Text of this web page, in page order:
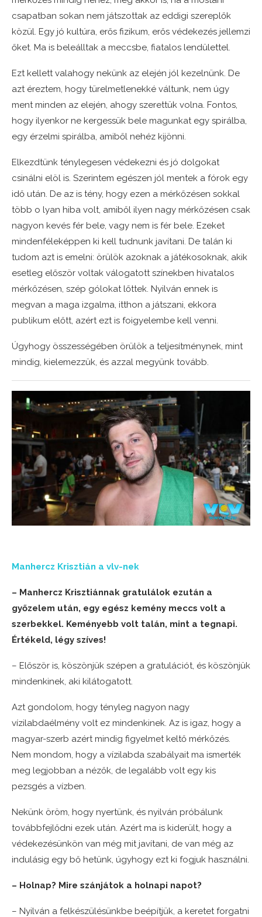
csapatban sokan nem játszottak az eddigi szereplők
közül. Egy jó kultúra, erős fizikum, erős védekezés jellemzi
őket. Ma is beleálltak a meccsbe, fiatalos lendülettel.
Ezt kellett valahogy nekünk az elején jól kezelnünk. De
azt éreztem, hogy türelmetlenekké váltunk, nem úgy
ment minden az elején, ahogy szerettük volna. Fontos,
hogy ilyenkor ne kergessük bele magunkat egy spirálba,
egy érzelmi spirálba, amiből nehéz kijönni.
Elkezdtünk ténylegesen védekezni és jó dolgokat
csinálni elöl is. Szerintem egészen jól mentek a fórok egy
idő után. De az is tény, hogy ezen a mérkőzésen sokkal
több o lyan hiba volt, amiből ilyen nagy mérkőzésen csak
nagyon kevés fér bele, vagy nem is fér bele. Ezeket
mindenféleképpen ki kell tudnunk javítani. De talán ki
tudom azt is emelni: örülök azoknak a játékosoknak, akik
esetleg először voltak válogatott színekben hivatalos
mérkőzésen, szép gólokat lőttek. Nyilván ennek is
megvan a maga izgalma, itthon a játszani, ekkora
publikum előtt, azért ezt is foigyelembe kell venni.
Úgyhogy összességében örülök a teljesítménynek, mint
mindig, kielemezzük, és azzal megyünk tovább.
Manhercz Krisztián a vlv-nek
– Manhercz Krisztiánnak gratulálok ezután a
győzelem után, egy egész kemény meccs volt a
szerbekkel. Keményebb volt talán, mint a tegnapi.
Értékeld, légy szíves!
– Először is, köszönjük szépen a gratulációt, és köszönjük
mindenkinek, aki kilátogatott.
Azt gondolom, hogy tényleg nagyon nagy
vízilabdaélmény volt ez mindenkinek. Az is igaz, hogy a
magyar-szerb azért mindig figyelmet keltő mérkőzés.
Nem mondom, hogy a vízilabda szabályait ma ismerték
meg legjobban a nézők, de legalább volt egy kis
pezsgés a vízben.
Nekünk öröm, hogy nyertünk, és nyilván próbálunk
továbbfejlődni ezek után. Azért ma is kiderült, hogy a
védekezésünkön van még mit javítani, de van még az
indulásig egy bő hetünk, úgyhogy ezt ki fogjuk használni.
– Holnap? Mire szánjátok a holnapi napot?
– Nyilván a felkészülésünkbe beépítjük, a keretet forgatni